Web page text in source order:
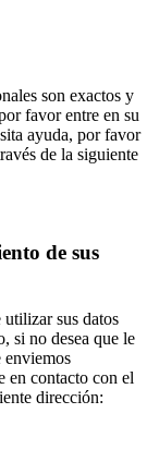
son exactos y
favor entre en su
ayuda, por favor
de la siguiente
de sus
utilizar sus datos
si no desea que le
enviemos
en contacto con el
dirección: